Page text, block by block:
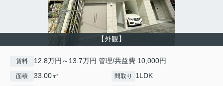
【外観】
賃料 12.8万円～13.7万円 管理/共益費 10,000円
面積 33.00㎡ 間取り 1LDK